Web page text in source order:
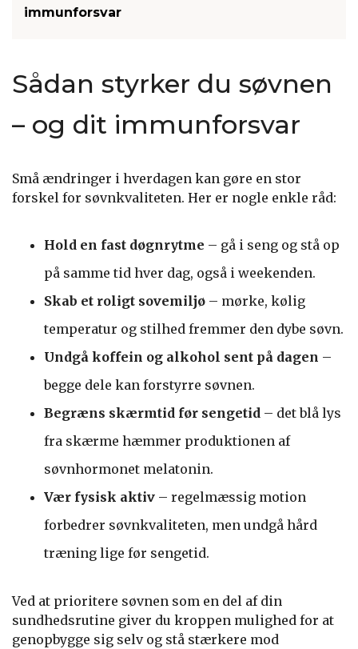
immunforsvar
Sådan styrker du søvnen
– og dit immunforsvar
Små ændringer i hverdagen kan gøre en stor
forskel for søvnkvaliteten. Her er nogle enkle råd:
Hold en fast døgnrytme – gå i seng og stå op
på samme tid hver dag, også i weekenden.
Skab et roligt sovemiljø – mørke, kølig
temperatur og stilhed fremmer den dybe søvn.
Undgå koffein og alkohol sent på dagen –
begge dele kan forstyrre søvnen.
Begræns skærmtid før sengetid – det blå lys
fra skærme hæmmer produktionen af
søvnhormonet melatonin.
Vær fysisk aktiv – regelmæssig motion
forbedrer søvnkvaliteten, men undgå hård
træning lige før sengetid.
Ved at prioritere søvnen som en del af din
sundhedsrutine giver du kroppen mulighed for at
genopbygge sig selv og stå stærkere mod